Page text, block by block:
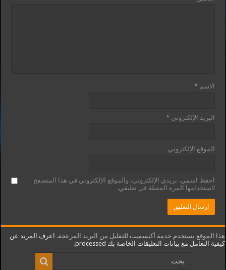
الاسم*
البريد الإلكتروني*
الموقع الإلكتروني
احفظ اسمي، بريدي الإلكتروني، والموقع الإلكتروني في هذا المتصفح
لاستخدامها المرة المقبلة في تعليقي.
هذا الموقع يستخدم خدمة أكيسميت للتقليل من البريد المزعجة. اعرف المزيد عن
كيفية التعامل مع بيانات التعليقات الخاصة بك processed
.